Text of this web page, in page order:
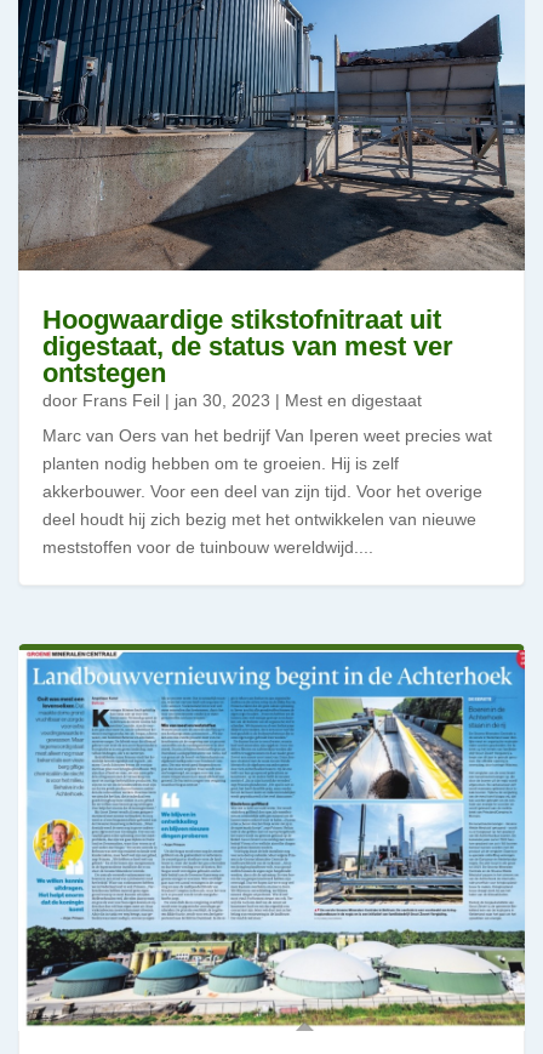
Hoogwaardige stikstofnitraat uit
digestaat, de status van mest ver
ontstegen
door Frans Feil | jan 30, 2023 | Mest en digestaat
Marc van Oers van het bedrijf Van Iperen weet precies wat
planten nodig hebben om te groeien. Hij is zelf
akkerbouwer. Voor een deel van zijn tijd. Voor het overige
deel houdt hij zich bezig met het ontwikkelen van nieuwe
meststoffen voor de tuinbouw wereldwijd....